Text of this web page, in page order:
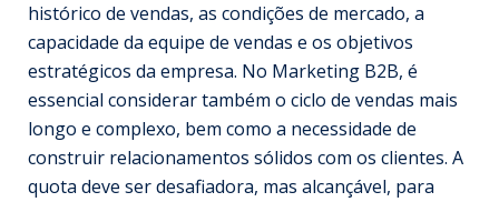
histórico de vendas, as condições de mercado, a
capacidade da equipe de vendas e os objetivos
estratégicos da empresa. No Marketing B2B, é
essencial considerar também o ciclo de vendas mais
longo e complexo, bem como a necessidade de
construir relacionamentos sólidos com os clientes. A
quota deve ser desafiadora, mas alcançável, para